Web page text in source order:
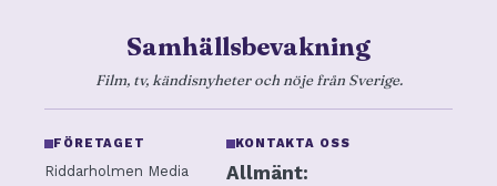
Samhällsbevakning
Film, tv, kändisnyheter och nöje från Sverige.
FÖRETAGET
Riddarholmen Media
KONTAKTA OSS
Allmänt: